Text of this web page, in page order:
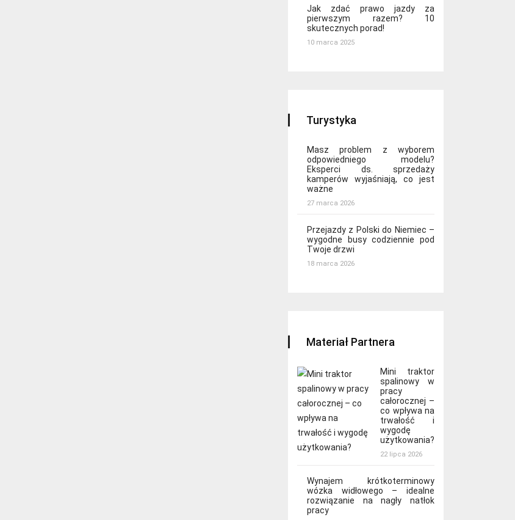
Jak zdać prawo jazdy za
pierwszym razem? 10
skutecznych porad!
10 marca 2025
Turystyka
Masz problem z wyborem
odpowiedniego modelu?
Eksperci ds. sprzedaży
kamperów wyjaśniają, co jest
ważne
27 marca 2026
Przejazdy z Polski do Niemiec –
wygodne busy codziennie pod
Twoje drzwi
18 marca 2026
Materiał Partnera
Mini traktor
spalinowy w
pracy
całorocznej –
co wpływa na
trwałość i
wygodę
użytkowania?
22 lipca 2026
Wynajem krótkoterminowy
wózka widłowego – idealne
rozwiązanie na nagły natłok
pracy